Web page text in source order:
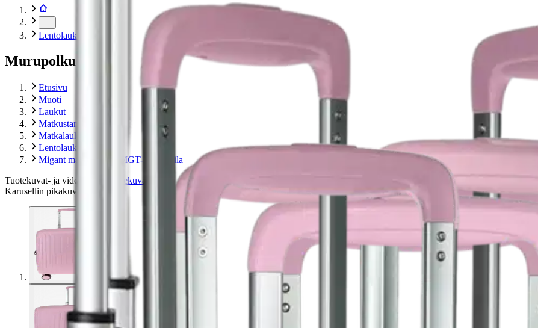
Lentolaukut
Murupolku
Etusivu
Muoti
Laukut
Matkustaminen
Matkalaukut
Lentolaukut
Migant matkalaukku MGT-30 20" lila
Tuotekuvat- ja videot
Ohita tuotekuvat
Karusellin pikakuvakkeet